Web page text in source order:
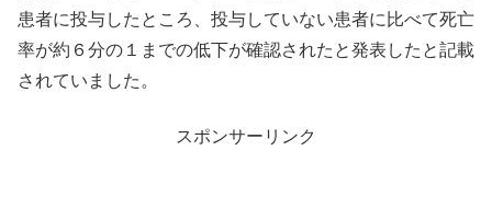
患者に投与したところ、投与していない患者に比べて死亡
率が約６分の１までの低下が確認されたと発表したと記載
されていました。
スポンサーリンク